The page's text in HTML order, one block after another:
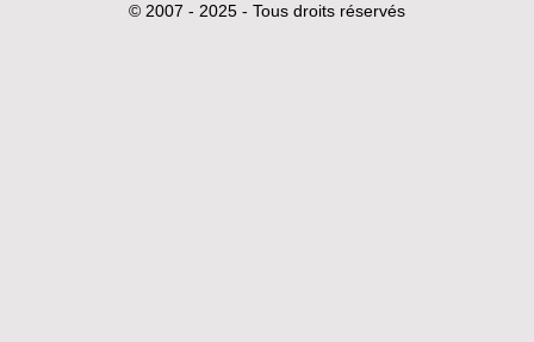
© 2007 - 2025 - Tous droits réservés